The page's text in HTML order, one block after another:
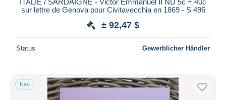
sur lettre de Genova pour Civitavecchia en 1869 - S 496
± 92,47 $
Status Gewerblicher Händler
Neu